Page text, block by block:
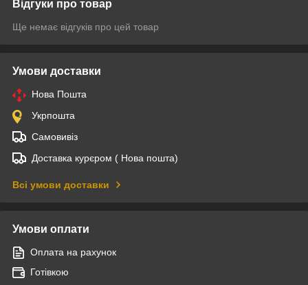
Відгуки про товар
Ще немає відгуків про цей товар
Умови доставки
Нова Пошта
Укрпошта
Самовивіз
Доставка курєром ( Нова пошта)
Всі умови доставки
Умови оплати
Оплата на рахунок
Готівкою